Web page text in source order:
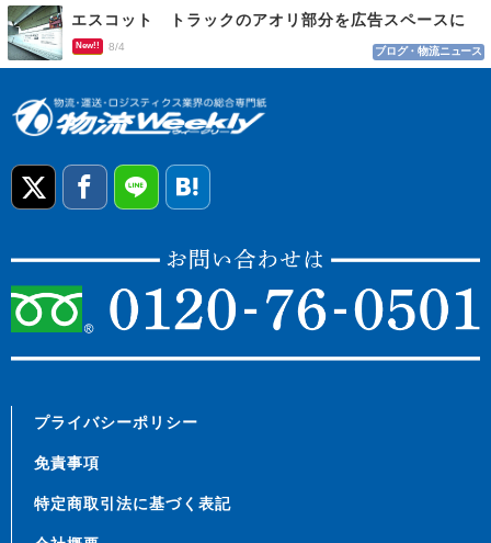
エスコット トラックのアオリ部分を広告スペースに
New!! 8/4 ブログ・物流ニュース
プライバシーポリシー
免責事項
特定商取引法に基づく表記